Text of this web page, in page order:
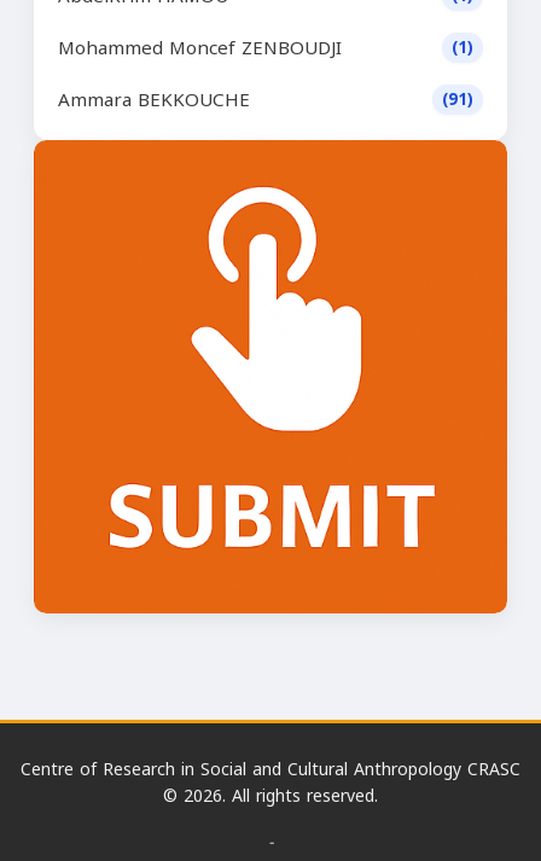
Mohammed Moncef ZENBOUDJI (1)
Ammara BEKKOUCHE (91)
Centre of Research in Social and Cultural Anthropology CRASC
© 2026. All rights reserved.
-